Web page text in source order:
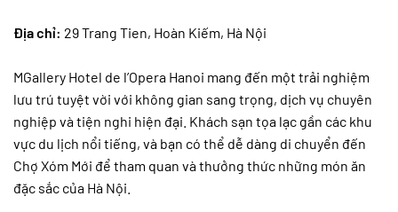
Địa chỉ: 29 Trang Tien, Hoàn Kiếm, Hà Nội
MGallery Hotel de l’Opera Hanoi mang đến một trải nghiệm
lưu trú tuyệt vời với không gian sang trọng, dịch vụ chuyên
nghiệp và tiện nghi hiện đại. Khách sạn tọa lạc gần các khu
vực du lịch nổi tiếng, và bạn có thể dễ dàng di chuyển đến
Chợ Xóm Mới để tham quan và thưởng thức những món ăn
đặc sắc của Hà Nội.